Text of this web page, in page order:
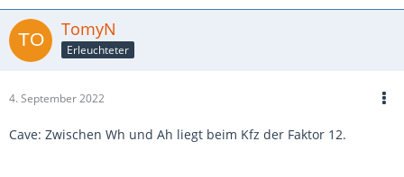
TomyN
Erleuchteter
4. September 2022
Cave: Zwischen Wh und Ah liegt beim Kfz der Faktor 12.